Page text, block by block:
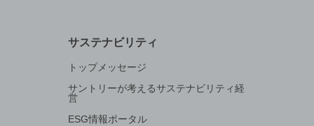
サステナビリティ
トップメッセージ
サントリーが考えるサステナビリティ経
営
ESG情報ポータル